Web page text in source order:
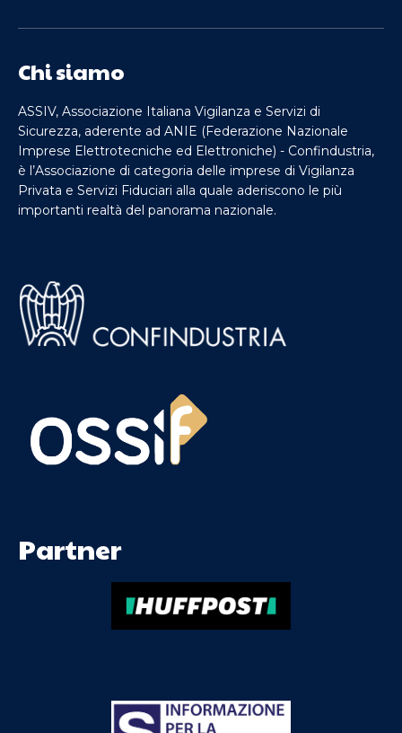
Chi siamo
ASSIV, Associazione Italiana Vigilanza e Servizi di
Sicurezza, aderente ad ANIE (Federazione Nazionale
Imprese Elettrotecniche ed Elettroniche) - Confindustria,
è l’Associazione di categoria delle imprese di Vigilanza
Privata e Servizi Fiduciari alla quale aderiscono le più
importanti realtà del panorama nazionale.
Partner